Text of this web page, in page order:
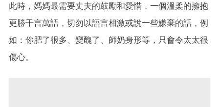
此時，媽媽最需要丈夫的鼓勵和愛惜，一個溫柔的擁抱
更勝千言萬語，切勿以語言相激或說一些嫌棄的話，例
如：你肥了很多、變醜了、師奶身形等，只會令太太很
傷心。